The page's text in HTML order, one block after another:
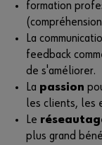
formation
La
feedback
de s'améliorer.
La passion
les clients, les
Le
plus grand